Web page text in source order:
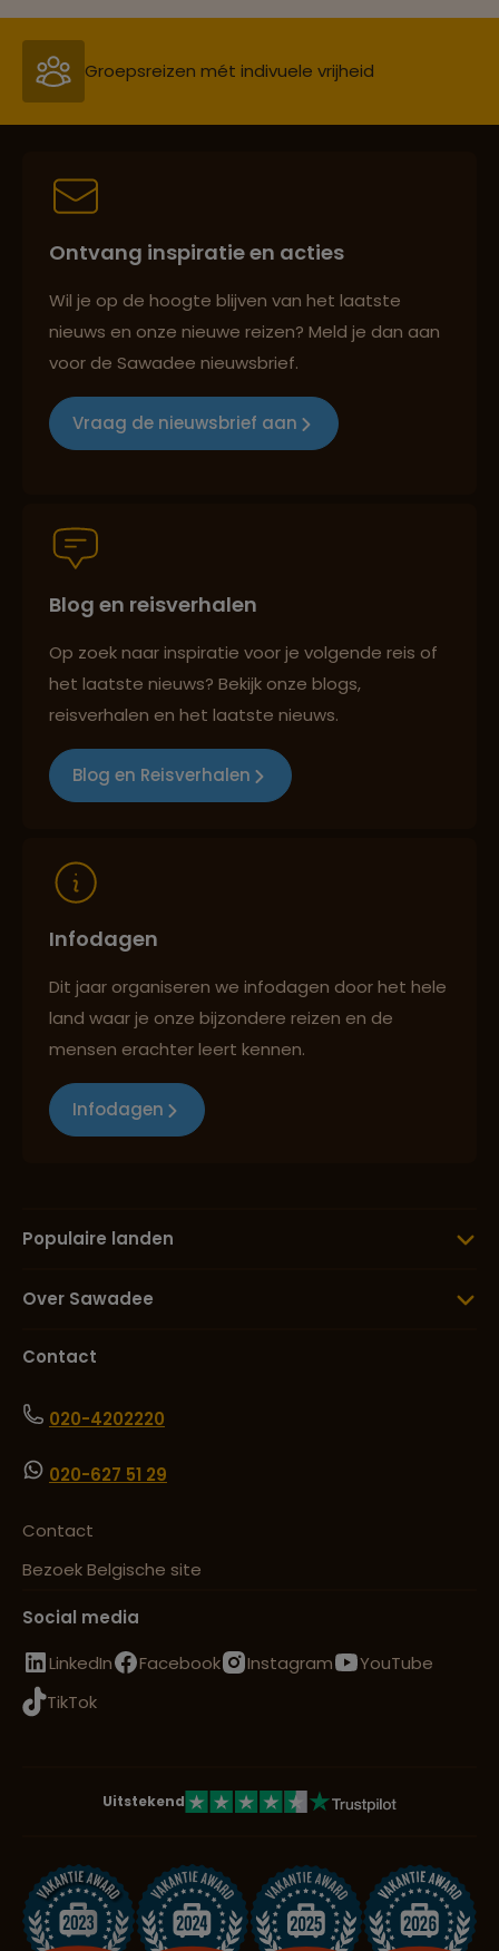
Best beoordeelde reisroutes
Reizen met oog voor mens, cultuur en milieu
Groepsreizen mét indivuele vrijheid
Persoonlijk en deskundig reisadvies
Best beoordeelde reisroutes
Reizen met oog voor mens, cultuur en milieu
Ontvang inspiratie en acties
Wil je op de hoogte blijven van het laatste
nieuws en onze nieuwe reizen? Meld je dan aan
voor de Sawadee nieuwsbrief.
Vraag de nieuwsbrief aan
Blog en reisverhalen
Op zoek naar inspiratie voor je volgende reis of
het laatste nieuws? Bekijk onze blogs,
reisverhalen en het laatste nieuws.
Blog en Reisverhalen
Infodagen
Dit jaar organiseren we infodagen door het hele
land waar je onze bijzondere reizen en de
mensen erachter leert kennen.
Infodagen
Populaire landen
Over Sawadee
Contact
020-4202220
020-627 51 29
Contact
Bezoek Belgische site
Social media
LinkedIn
Facebook Instagram
YouTube
TikTok
Uitstekend